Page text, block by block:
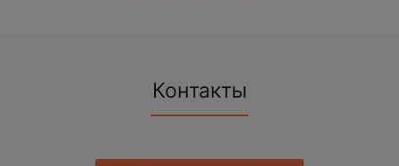
Контакты